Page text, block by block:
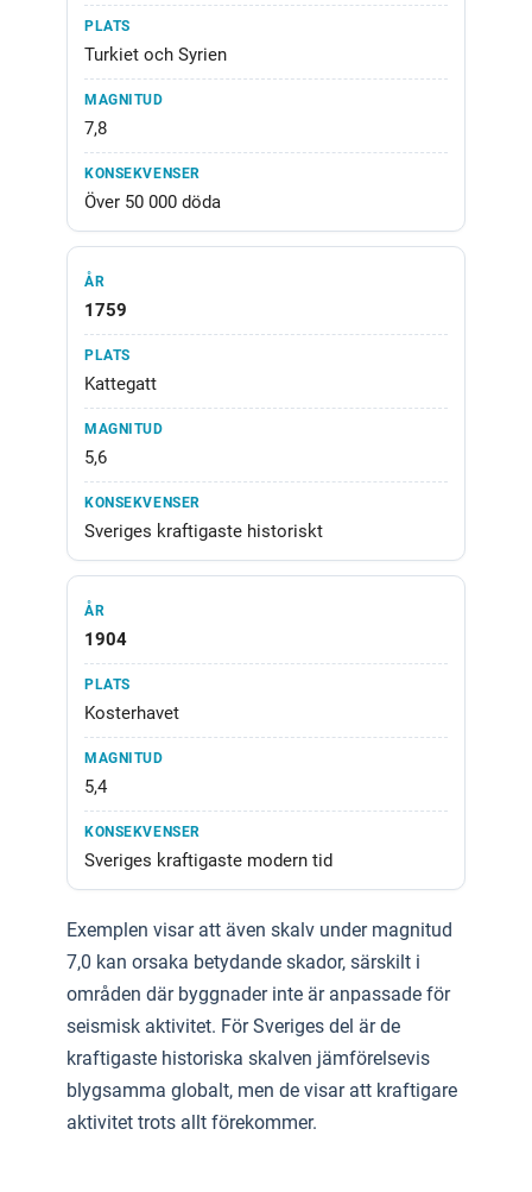
Turkiet och Syrien
7,8
Över 50 000 döda
1759
Kattegatt
5,6
Sveriges kraftigaste historiskt
1904
Kosterhavet
5,4
Sveriges kraftigaste modern tid
Exemplen visar att även skalv under magnitud
7,0 kan orsaka betydande skador, särskilt i
områden där byggnader inte är anpassade för
seismisk aktivitet. För Sveriges del är de
kraftigaste historiska skalven jämförelsevis
blygsamma globalt, men de visar att kraftigare
aktivitet trots allt förekommer.